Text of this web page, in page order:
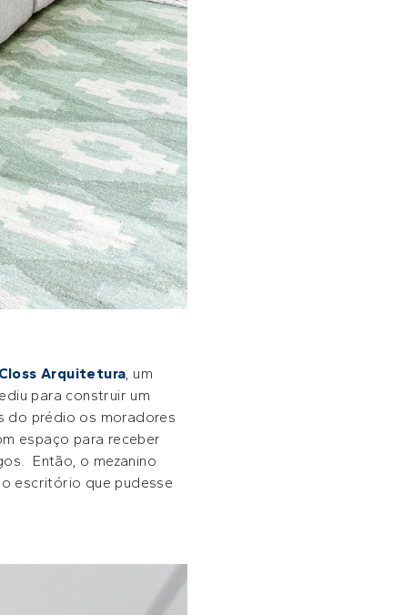
Arquitetura, um
para construir um
do prédio os moradores
espaço para receber
Então, o mezanino
escritório que pudesse